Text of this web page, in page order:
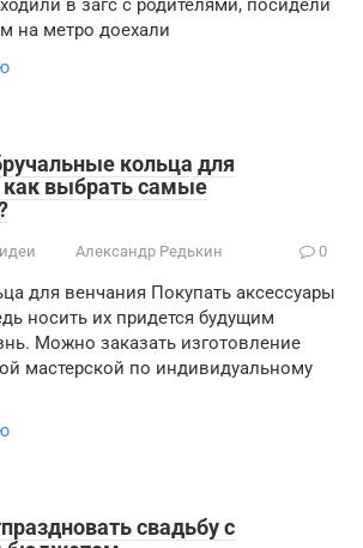
в загс с родителями, посидели
на метро доехали
кольца для
выбрать самые
Александр Редькин 0
для венчания Покупать аксессуары
носить их придется будущим
Можно заказать изготовление
мастерской по индивидуальному
свадьбу с